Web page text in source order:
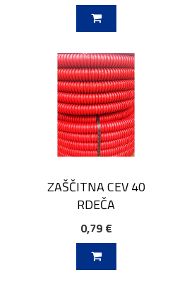
ZAŠČITNA CEV 40
RDEČA
0,79 €